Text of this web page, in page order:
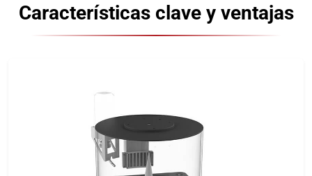
Características clave y ventajas